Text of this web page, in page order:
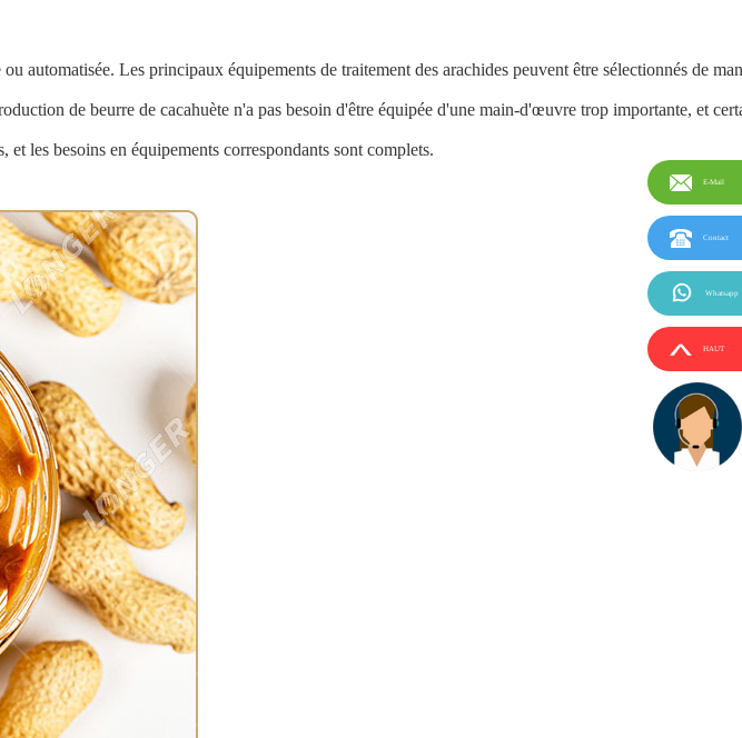
automatisée. Les principaux équipements de traitement des arachides peuvent être sélectionnés de
de beurre de cacahuète n'a pas besoin d'être équipée d'une main-d'œuvre trop importante, et
les besoins en équipements correspondants sont complets.
E-Mail
Contact
Whatsapp
HAUT